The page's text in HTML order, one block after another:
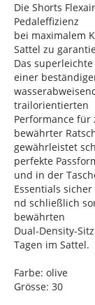
Die Shorts
Pedaleffizienz
bei maximalem
Sattel zu
Das
einer
trailorientierten
Performance für
bewährter
gewährleistet
perfekte
und in der
Essentials
nd schließlich
bewährten
Dual-Density-
Tagen im Sattel.
Farbe: olive
Grösse: 30